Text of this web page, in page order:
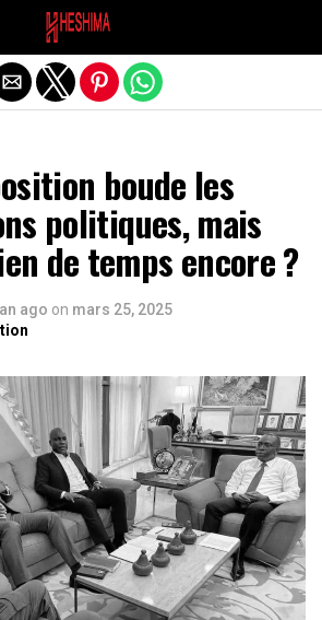
boude les
politiques, mais
de temps encore ?
ago on mars 25, 2025
la version mobile